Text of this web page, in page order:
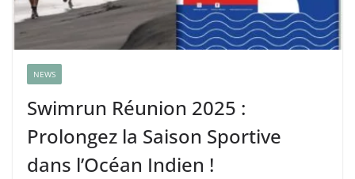
NEWS
Swimrun Réunion 2025 :
Prolongez la Saison Sportive
dans l’Océan Indien !